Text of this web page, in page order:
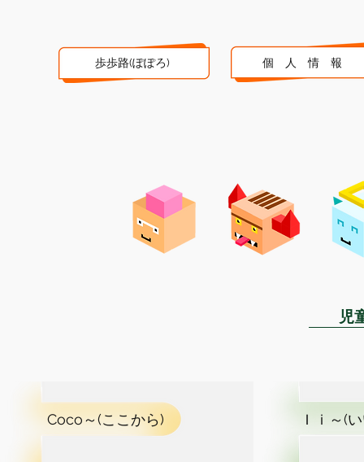
歩歩路(ぽぽろ) 個 人 情 報
児
Coco～(ここから) Ｉｉ～(